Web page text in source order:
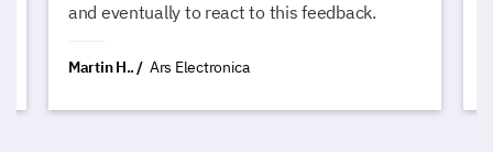
and eventually to react to this feedback.
Martin H.. Ars Electronica